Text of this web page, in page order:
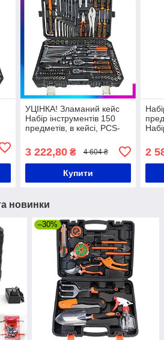
УЦІНКА! Зламаний кейс
Набір інструментів 150
предметів, в кейсі, PCS-
головок / Набір ключів для
авто
3 222,80₴ 4 604 ₴
Купити
2
новинки
–30%